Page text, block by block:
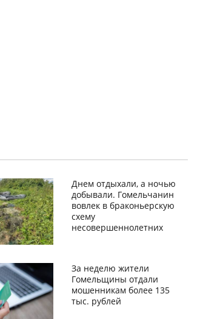
Днем отдыхали, а ночью
добывали. Гомельчанин
вовлек в браконьерскую
схему
несовершеннолетних
За неделю жители
Гомельщины отдали
мошенникам более 135
тыс. рублей